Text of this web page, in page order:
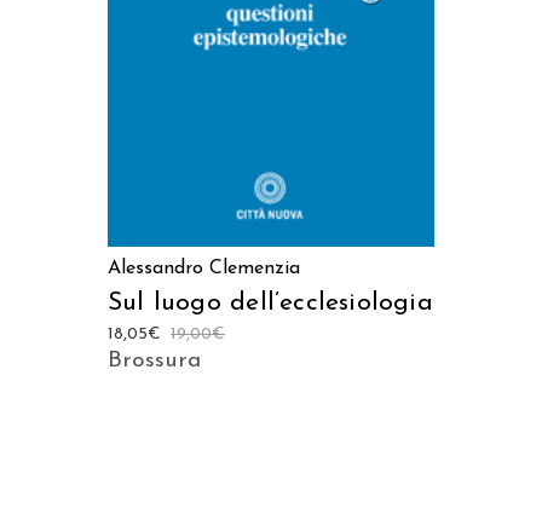
Alessandro Clemenzia
Sul luogo dell’ecclesiologia
19,00€
18,05€
Brossura